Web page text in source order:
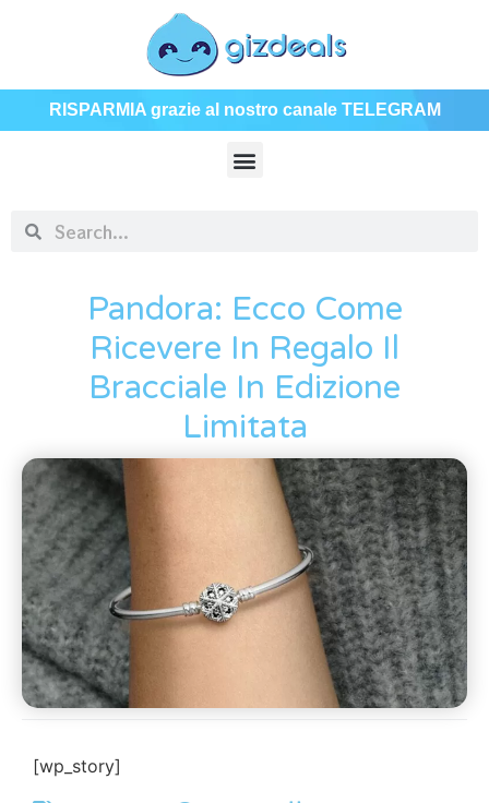
RISPARMIA grazie al nostro canale TELEGRAM
Pandora: Ecco Come
Ricevere In Regalo Il
Bracciale In Edizione
Limitata
[wp_story]